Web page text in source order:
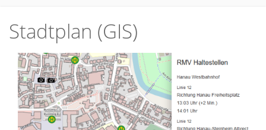
Stadtplan (GIS)